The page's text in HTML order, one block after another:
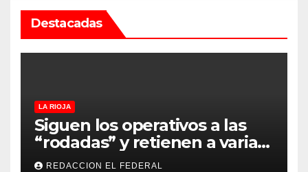
Destacadas
LA RIOJA
Siguen los operativos a las
“rodadas” y retienen a varias
motocicletas
REDACCION EL FEDERAL